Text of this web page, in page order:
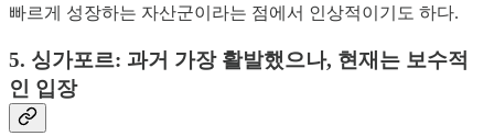
빠르게 성장하는 자산군이라는 점에서 인상적이기도 하다.
5. 싱가포르: 과거 가장 활발했으나, 현재는 보수적
인 입장